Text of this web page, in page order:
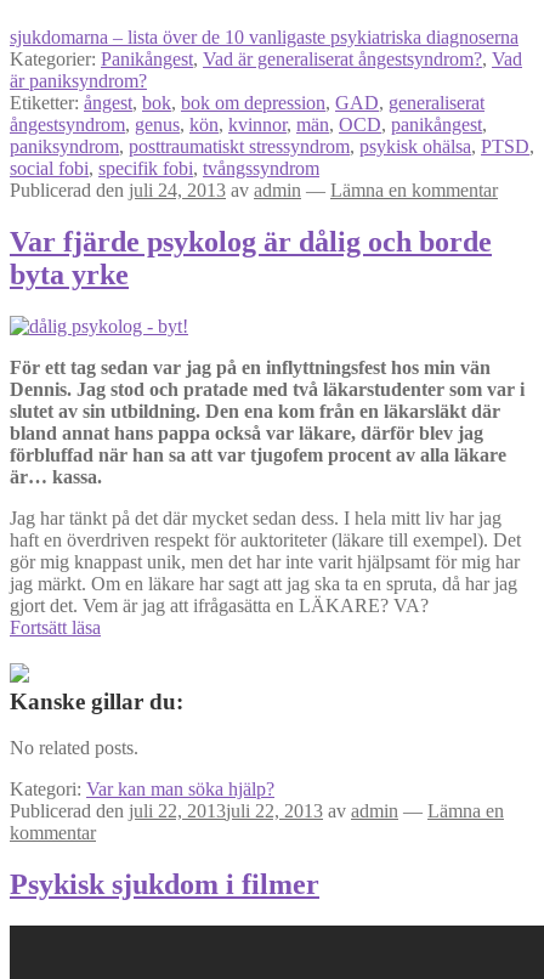
sjukdomarna – lista över de 10 vanligaste psykiatriska diagnoserna
Kategorier: Panikångest, Vad är generaliserat ångestsyndrom?, Vad
är paniksyndrom?
Etiketter: ångest, bok, bok om depression, GAD, generaliserat
ångestsyndrom, genus, kön, kvinnor, män, OCD, panikångest,
paniksyndrom, posttraumatiskt stressyndrom, psykisk ohälsa, PTSD,
social fobi, specifik fobi, tvångssyndrom
Publicerad den juli 24, 2013 av admin — Lämna en kommentar
Var fjärde psykolog är dålig och borde
byta yrke
För ett tag sedan var jag på en inflyttningsfest hos min vän
Dennis. Jag stod och pratade med två läkarstudenter som var i
slutet av sin utbildning. Den ena kom från en läkarsläkt där
bland annat hans pappa också var läkare, därför blev jag
förbluffad när han sa att var tjugofem procent av alla läkare
är… kassa.
Jag har tänkt på det där mycket sedan dess. I hela mitt liv har jag
haft en överdriven respekt för auktoriteter (läkare till exempel). Det
gör mig knappast unik, men det har inte varit hjälpsamt för mig har
jag märkt. Om en läkare har sagt att jag ska ta en spruta, då har jag
gjort det. Vem är jag att ifrågasätta en LÄKARE? VA?
Fortsätt läsa
är
dålig
borde
byta
yrke
Kanske gillar du:
No related posts.
Kategori: Var kan man söka hjälp?
Publicerad den juli 22, 2013juli 22, 2013 av admin — Lämna en
kommentar
Psykisk sjukdom i filmer